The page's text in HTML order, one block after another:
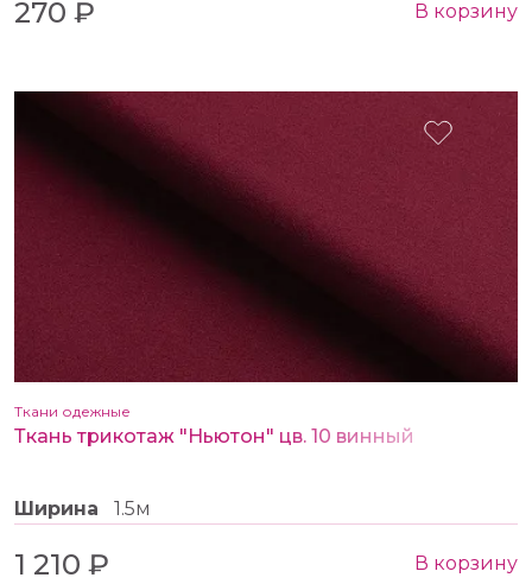
270 ₽ В корзину
Ткани одежные
Ткань трикотаж "Ньютон" цв. 10 винный
Ширина 1.5м
1 210 ₽ В корзину